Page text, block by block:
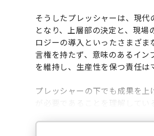
そうしたプレッシャーは、現
となり、上層部の決定と、現
ロジーの導入といったさまざ
言権を持たず、意味のあるイ
を維持し、生産性を保つ責任は
プレッシャーの下でも成果を